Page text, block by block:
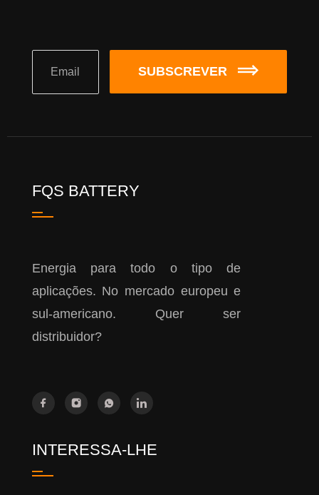
SUBSCREVER
FQS BATTERY
Energia para todo o tipo de
aplicações. No mercado europeu e
sul-americano. Quer ser
distribuidor?
INTERESSA-LHE